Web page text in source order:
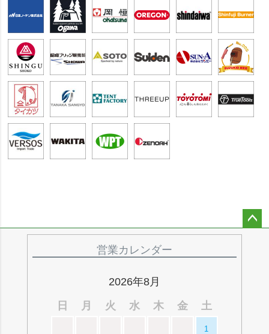
営業カレンダー
2026年8月
日
月 火 水 木 金 土
1